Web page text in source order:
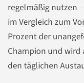
regelmäßig nutzen
im Vergleich zum
Prozent der
Champion und wird
den täglichen